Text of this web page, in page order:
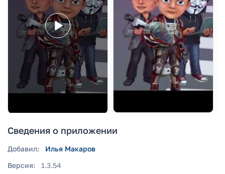
Сведения о приложении
Добавил:
Илья Макаров
Версия:
1.3.54